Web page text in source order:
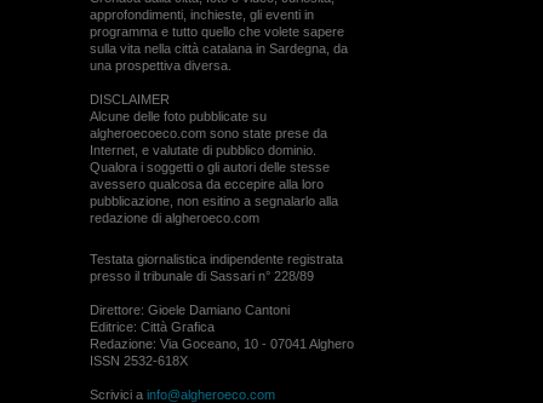
approfondimenti, inchieste, gli eventi in
programma e tutto quello che volete sapere
sulla vita nella città catalana in Sardegna, da
una prospettiva diversa.
DISCLAIMER
Alcune delle foto pubblicate su
algheroecoeco.com sono state prese da
Internet, e valutate di pubblico dominio.
Qualora i soggetti o gli autori delle stesse
avessero qualcosa da eccepire alla loro
pubblicazione, non esitino a segnalarlo alla
redazione di algheroeco.com
Testata giornalistica indipendente registrata
presso il tribunale di Sassari n° 228/89
Direttore: Gioele Damiano Cantoni
Editrice: Città Grafica
Redazione: Via Goceano, 10 - 07041 Alghero
ISSN 2532-618X
Scrivici a info@algheroeco.com